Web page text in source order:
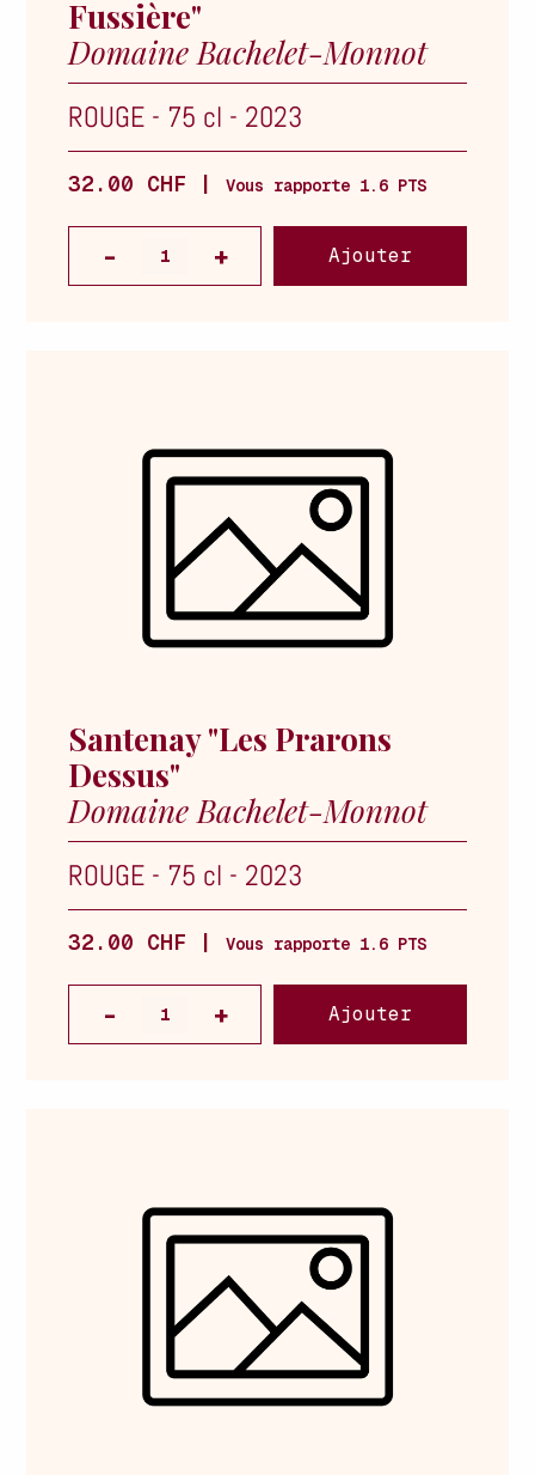
Fussière"
Domaine Bachelet-Monnot
ROUGE - 75 cl - 2023
32.00 CHF | Vous rapporte 1.6 PTS
Ajouter
Santenay "Les Prarons
Dessus"
Domaine Bachelet-Monnot
ROUGE - 75 cl - 2023
32.00 CHF | Vous rapporte 1.6 PTS
Ajouter